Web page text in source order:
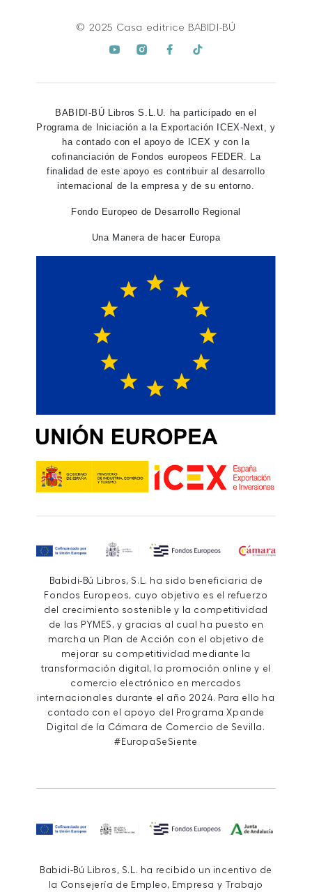
© 2025 Casa editrice BABIDI-BÚ
BABIDI-BÚ Libros S.L.U. ha participado en el
Programa de Iniciación a la Exportación ICEX-Next, y
ha contado con el apoyo de ICEX y con la
cofinanciación de Fondos europeos FEDER. La
finalidad de este apoyo es contribuir al desarrollo
internacional de la empresa y de su entorno.
Fondo Europeo de Desarrollo Regional
Una Manera de hacer Europa
Babidi-Bú Libros, S.L. ha sido beneficiaria de
Fondos Europeos, cuyo objetivo es el refuerzo
del crecimiento sostenible y la competitividad
de las PYMES, y gracias al cual ha puesto en
marcha un Plan de Acción con el objetivo de
mejorar su competitividad mediante la
transformación digital, la promoción online y el
comercio electrónico en mercados
internacionales durante el año 2024. Para ello ha
contado con el apoyo del Programa Xpande
Digital de la Cámara de Comercio de Sevilla.
#EuropaSeSiente
Babidi-Bú Libros, S.L. ha recibido un incentivo de
la Consejería de Empleo, Empresa y Trabajo